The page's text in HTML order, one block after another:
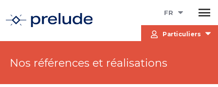
FR
Particuliers
Nos références et réalisations